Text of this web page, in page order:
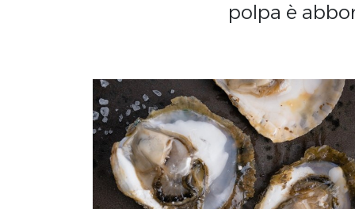
polpa è